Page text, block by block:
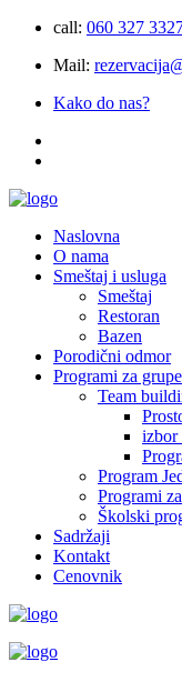
call: 060 327
Mail:
Kako do nas?
Naslovna
O nama
Smeštaj i usluga
Smeštaj
Restoran
Bazen
Porodični odmor
Programi za grupe
Team
izbor
Program
Programi
Školski
Sadržaji
Kontakt
Cenovnik